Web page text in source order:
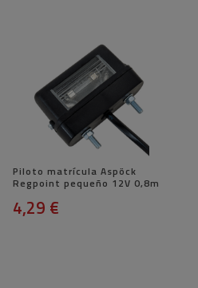
Piloto matrícula Aspöck
Regpoint pequeño 12V 0,8m
4,29 €